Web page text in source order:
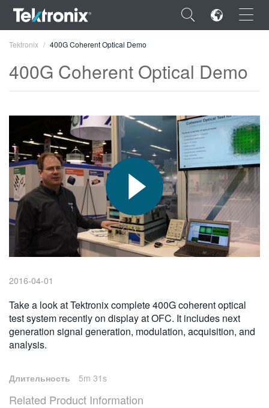
×
ENGLISH
FRANÇAIS
DEUTSCH
VIỆT NAM
简体中文
日本語
한국어
繁體中文
Tektronix 400G Coherent Optical Demo
400G Coherent Optical Demo
2016-04-01
Take a look at Tektronix complete 400G coherent optical
test system recently on display at OFC. It includes next
generation signal generation, modulation, acquisition, and
analysis.
Длительность 5m 31s
Related Product Information